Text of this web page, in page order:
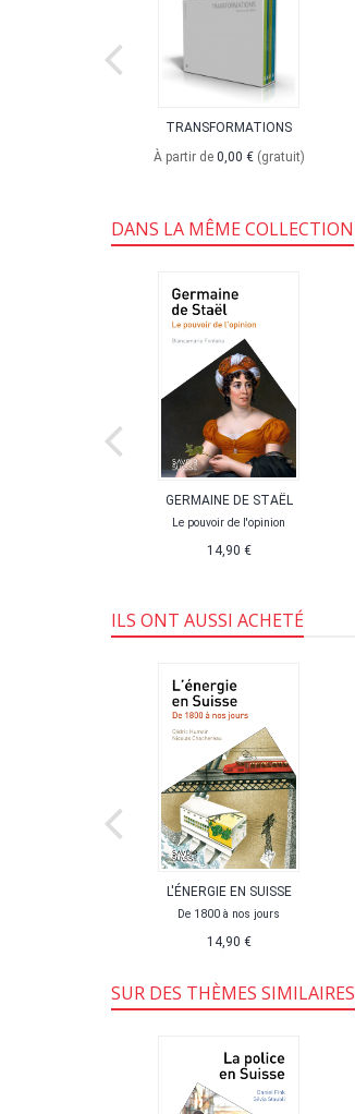
TRANSFORMATIONS
À partir de 0,00 € (gratuit)
DANS LA MÊME COLLECTION
GERMAINE DE STAËL
Le pouvoir de l'opinion
14,90 €
ILS ONT AUSSI ACHETÉ
L'ÉNERGIE EN SUISSE
De 1800 à nos jours
14,90 €
SUR DES THÈMES SIMILAIRES